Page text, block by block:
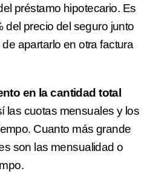
préstamo hipotecario. Es
del precio del seguro junto
apartarlo en otra factura
en la cantidad total
las cuotas mensuales y los
Cuanto más grande
son las mensualidad o